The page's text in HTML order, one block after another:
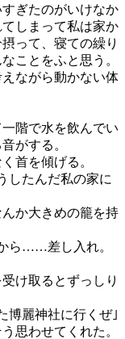
ぎたのがいけなか
しまって私は家か
って、寝ての繰り
ことをふと思う。
ながら動かない体
階で水を飲んでい
がする。
首を傾げる。
したんだ私の家に
か大きめの籠を持
ら……差し入れ。
け取るとずっしり
麗神社に行くぜ｣
思わせてくれた。